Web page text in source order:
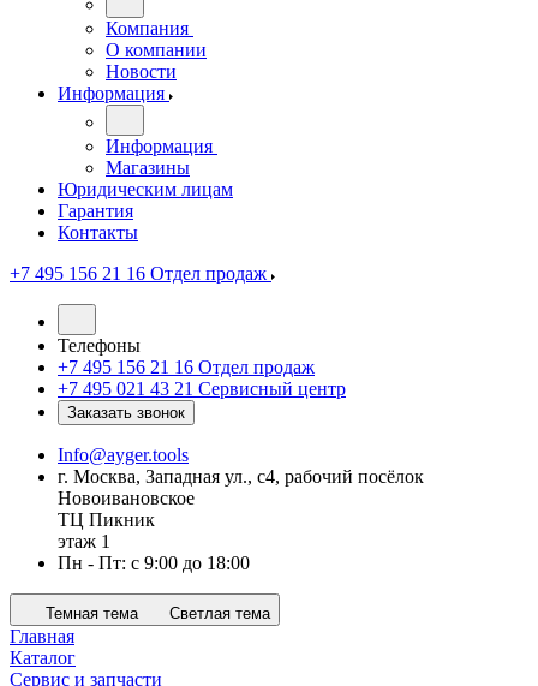
Компания
О компании
Новости
Информация
Информация
Магазины
Юридическим лицам
Гарантия
Контакты
+7 495 156 21 16 Отдел продаж
Телефоны
+7 495 156 21 16 Отдел продаж
+7 495 021 43 21 Cервисный центр
Заказать звонок
Info@ayger.tools
г. Москва, Западная ул., с4, рабочий посёлок
Новоивановское
ТЦ Пикник
этаж 1
Пн - Пт: с 9:00 до 18:00
Темная тема Светлая тема
Главная
Каталог
Сервис и запчасти